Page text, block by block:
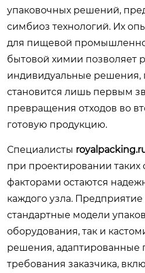
упаковочных решений,
симбиоз технологий. Их
для пищевой
бытовой химии позволяет
индивидуальные решения,
становится лишь первым
превращения отходов во
готовую продукцию.
Специалисты
при проектировании
факторами остаются
каждого узла. Предприятие
стандартные модели
оборудования, так и
решения, адаптированные
требования заказчика,